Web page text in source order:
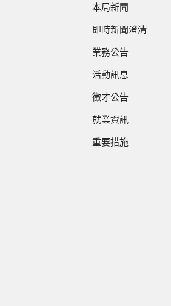
本局新聞
即時新聞澄清
業務公告
活動訊息
徵才公告
就業資訊
重要措施